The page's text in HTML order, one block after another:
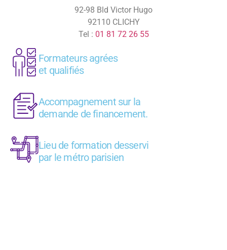
92-98 Bld Victor Hugo
92110 CLICHY
Tel : 01 81 72 26 55
Formateurs agrées
et qualifiés
Accompagnement sur la
demande de financement.
Lieu de formation desservi
par le métro parisien